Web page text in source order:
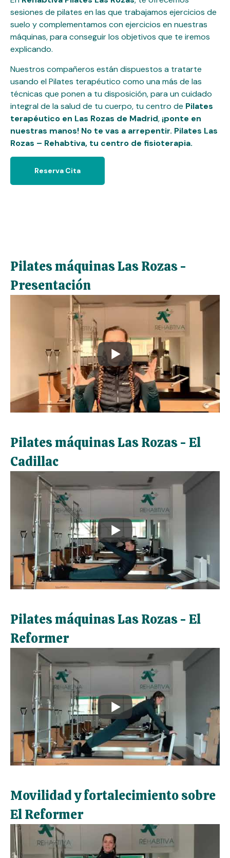
sesiones de pilates en las que trabajamos ejercicios de
suelo y complementamos con ejercicios en nuestras
máquinas, para conseguir los objetivos que te iremos
explicando.
Nuestros compañeros están dispuestos a tratarte
usando el Pilates terapéutico como una más de las
técnicas que ponen a tu disposición, para un cuidado
integral de la salud de tu cuerpo, tu centro de Pilates
terapéutico en Las Rozas de Madrid, ¡ponte en
nuestras manos! No te vas a arrepentir. Pilates Las
Rozas – Rehabtiva, tu centro de fisioterapia.
Reserva Cita
Pilates máquinas Las Rozas -
Presentación
Pilates máquinas Las Rozas - El
Cadillac
Pilates máquinas Las Rozas - El
Reformer
Movilidad y fortalecimiento sobre
El Reformer